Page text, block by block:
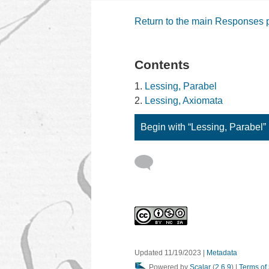
Return to the main Responses
Contents
Lessing, Parabel
Lessing, Axiomata
Begin with “Lessing, Parabel”
Updated 11/19/2023
Metadata
Powered by Scalar (2.6.9) | Terms of